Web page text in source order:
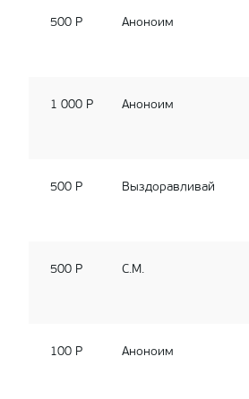
500 Р Аноноим
1 000 Р Аноноим
500 Р Выздоравливай
500 Р С.М.
100 Р Аноноим